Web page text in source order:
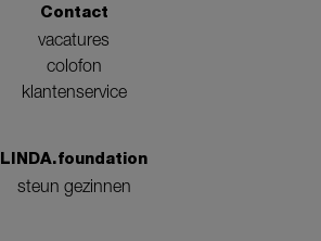
Contact
vacatures
colofon
klantenservice
LINDA.foundation
steun gezinnen